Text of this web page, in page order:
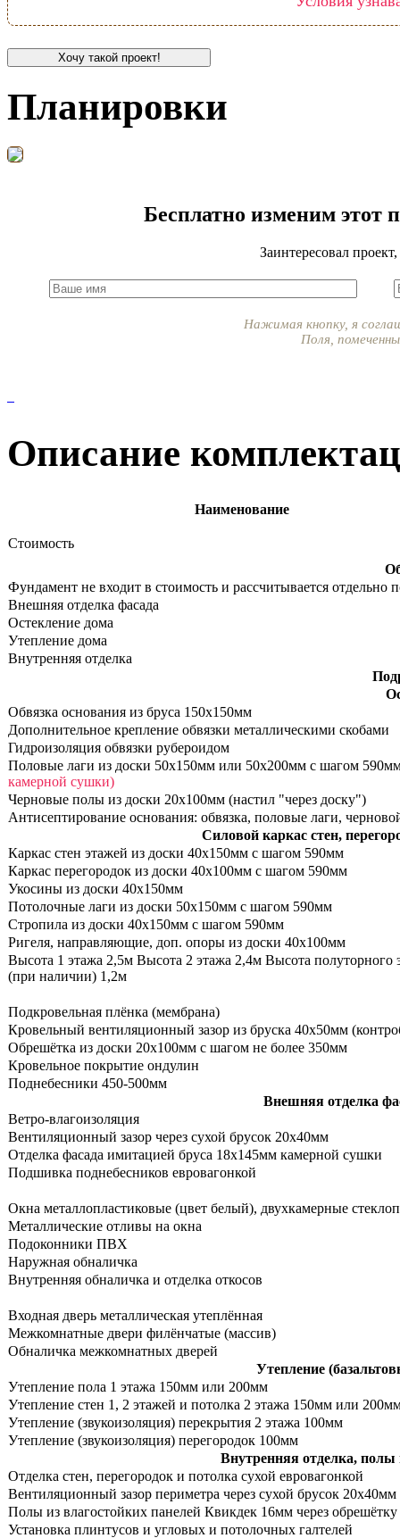
Хочу такой проект!
Планировки
Бесплатно изменим этот
Заинтересовал
Нажимая кнопку, я
Поля,
Описание
Наименование
Стоимость
Фундамент не входит в стоимость и рассчитывается отдельно
Внешняя отделка фасада
Остекление дома
Утепление дома
Внутренняя отделка
Обвязка основания из бруса 150х150мм
Дополнительное крепление обвязки металлическими скобами
Гидроизоляция обвязки рубероидом
Половые лаги из доски 50х150мм или 50х200мм с шагом
камерной сушки)
Черновые полы из доски 20х100мм (настил "через доску")
Антисептирование основания: обвязка, половые лаги,
Силовой каркас стен,
Каркас стен этажей из доски 40х150мм с шагом 590мм
Каркас перегородок из доски 40х100мм с шагом 590мм
Укосины из доски 40х150мм
Потолочные лаги из доски 50х150мм с шагом 590мм
Стропила из доски 40х150мм с шагом 590мм
Ригеля, направляющие, доп. опоры из доски 40х100мм
Высота 1 этажа 2,5м Высота 2 этажа 2,4м Высота полуторного
(при наличии) 1,2м
Подкровельная плёнка (мембрана)
Кровельный вентиляционный зазор из бруска 40х50мм
Обрешётка из доски 20х100мм с шагом не более 350мм
Кровельное покрытие ондулин
Поднебесники 450-500мм
Внешняя отделка
Ветро-влагоизоляция
Вентиляционный зазор через сухой брусок 20х40мм
Отделка фасада имитацией бруса 18х145мм камерной сушки
Подшивка поднебесников евровагонкой
Окна металлопластиковые (цвет белый), двухкамерные
Металлические отливы на окна
Подоконники ПВХ
Наружная обналичка
Внутренняя обналичка и отделка откосов
Входная дверь металлическая утеплённая
Межкомнатные двери филёнчатые (массив)
Обналичка межкомнатных дверей
Утепление
Утепление пола 1 этажа 150мм или 200мм
Утепление стен 1, 2 этажей и потолка 2 этажа 150мм или
Утепление (звукоизоляция) перекрытия 2 этажа 100мм
Утепление (звукоизоляция) перегородок 100мм
Внутренняя отделка, полы
Отделка стен, перегородок и потолка сухой евровагонкой
Вентиляционный зазор периметра через сухой брусок 20х40мм
Полы из влагостойких панелей Квикдек 16мм через обрешётку
Установка плинтусов и угловых и потолочных галтелей